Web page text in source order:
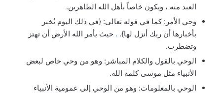
العبد منه ، ويكون خاصاً بأهل الله الطاهرين.
وحي الأمر: كما في قوله تعالى: {في ذلك اليوم تُخبر
بأخبارها أن ربك أنزل لها}. . حيث يأمر الله الأرض أن تهتز
وتضطرب.
الوحي بالقول والكلام المباشر: وهو من وحي خاص لبعض
الأنبياء مثل موسى كلمة الله.
الوحي بالمعلومات: وهو من الوحي إلى عمومية الأنبياء